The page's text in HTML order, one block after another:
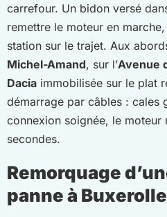
carrefour. Un bidon versé
remettre le moteur en
station sur le trajet. Aux
Michel-Amand, sur l’Avenue
Dacia immobilisée sur le plat
démarrage par câbles : cales
connexion soignée, le moteur
secondes.
Remorquage
panne à